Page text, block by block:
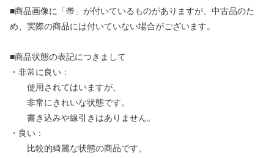
■商品画像に「帯」が付いているものがありますが、中古品のた
め、実際の商品には付いていない場合がございます。
■商品状態の表記につきまして
・非常に良い：
使用されてはいますが、
非常にきれいな状態です。
書き込みや線引きはありません。
・良い：
比較的綺麗な状態の商品です。